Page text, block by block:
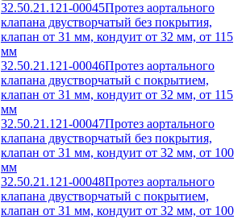
32.50.21.121-00045Протез аортального
клапана двустворчатый без покрытия,
клапан от 31 мм, кондуит от 32 мм, от 115
мм
32.50.21.121-00046Протез аортального
клапана двустворчатый с покрытием,
клапан от 31 мм, кондуит от 32 мм, от 115
мм
32.50.21.121-00047Протез аортального
клапана двустворчатый без покрытия,
клапан от 31 мм, кондуит от 32 мм, от 100
мм
32.50.21.121-00048Протез аортального
клапана двустворчатый с покрытием,
клапан от 31 мм, кондуит от 32 мм, от 100